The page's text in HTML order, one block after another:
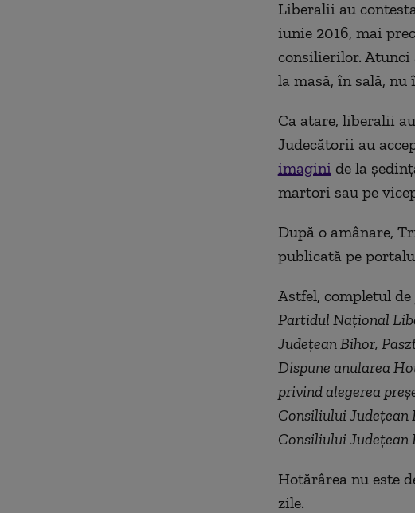
Liberalii au
iunie 2016, mai
consilierilor. Atunci
la masă, în sală, nu
Ca atare, liberalii
Judecătorii au
imagini de la
martori sau pe
După o amânare,
publicată pe
Astfel, completul de
Partidul Naţional
Judeţean Bihor,
Dispune anularea
privind alegerea
Consiliului Judeţean
Consiliului Judeţean
Hotărârea nu este
zile.